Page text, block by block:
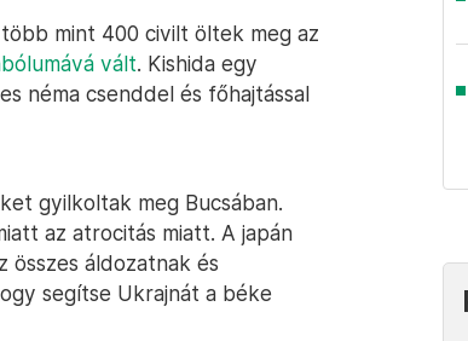
mint 400 civilt öltek meg az
vált. Kishida egy
néma csenddel és főhajtással
gyilkoltak meg Bucsában.
az atrocitás miatt. A japán
áldozatnak és
segítse Ukrajnát a béke